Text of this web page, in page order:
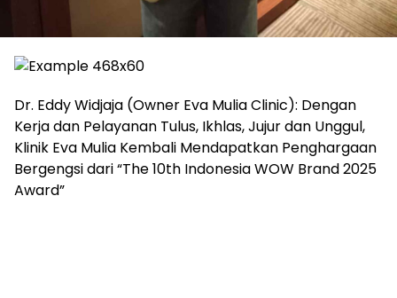
Dr. Eddy Widjaja (Owner Eva Mulia Clinic): Dengan
Kerja dan Pelayanan Tulus, Ikhlas, Jujur dan Unggul,
Klinik Eva Mulia Kembali Mendapatkan Penghargaan
Bergengsi dari “The 10th Indonesia WOW Brand 2025
Award”